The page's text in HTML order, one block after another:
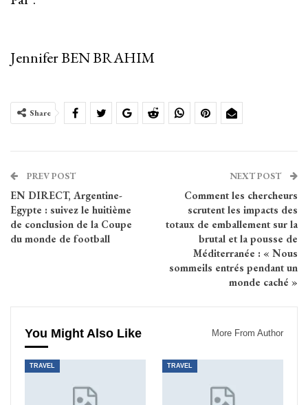
Jennifer BEN BRAHIM
Share
PREV POST
EN DIRECT, Argentine-
Egypte : suivez le huitième
de conclusion de la Coupe
du monde de football
NEXT POST
Comment les chercheurs
scrutent les impacts des
totaux de emballement sur la
brutal et la pousse de
Méditerranée : « Nous
sommeils entrés pendant un
monde caché »
You Might Also Like More From Author
TRAVEL TRAVEL